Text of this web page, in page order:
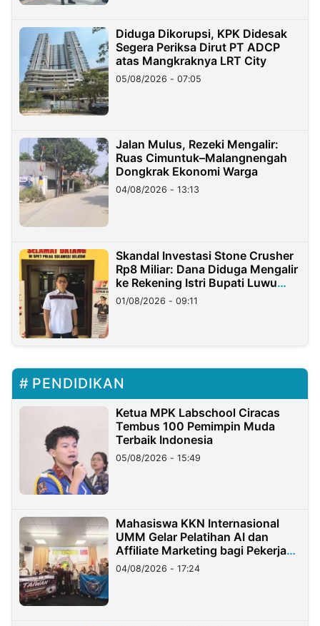
Diduga Dikorupsi, KPK Didesak
Segera Periksa Dirut PT ADCP
atas Mangkraknya LRT City
05/08/2026 - 07:05
Jalan Mulus, Rezeki Mengalir:
Ruas Cimuntuk–Malangnengah
Dongkrak Ekonomi Warga
04/08/2026 - 13:13
Skandal Investasi Stone Crusher
Rp8 Miliar: Dana Diduga Mengalir
ke Rekening Istri Bupati Luwu
Timur
01/08/2026 - 09:11
PENDIDIKAN
Ketua MPK Labschool Ciracas
Tembus 100 Pemimpin Muda
Terbaik Indonesia
05/08/2026 - 15:49
Mahasiswa KKN Internasional
UMM Gelar Pelatihan AI dan
Affiliate Marketing bagi Pekerja
Migran Indonesia di Taiwan
04/08/2026 - 17:24